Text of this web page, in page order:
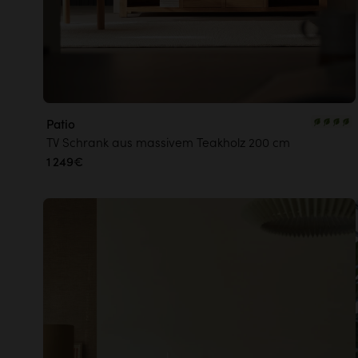
Patio
TV Schrank aus massivem Teakholz 200 cm
1 249€